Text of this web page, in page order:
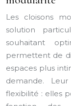
Les cloisons
solution
souhaitant
permettent de
espaces plus
demande.
flexibilité : elles